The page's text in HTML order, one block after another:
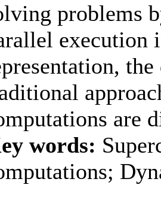
problems
execution
are
words: